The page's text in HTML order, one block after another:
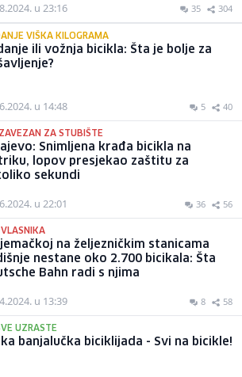
u 23:16 35 304
VIŠKA KILOGRAMA
ili vožnja bicikla: Šta je bolje za
u 14:48 5 40
ZA STUBIŠTE
Snimljena krađa bicikla na
lopov presjekao zaštitu za
sekundi
u 22:01 36 56
VLASNIKA
na željezničkim stanicama
nestane oko 2.700 bicikala: Šta
Bahn radi s njima
u 13:39 8 58
UZRASTE
banjalučka biciklijada - Svi na bicikle!